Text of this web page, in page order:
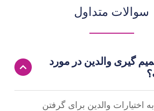
سوالات متداول
گیری والدین در مورد
اختیارات والدین برای گرفتن